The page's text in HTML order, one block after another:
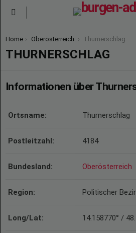
You are here:
Home Oberösterreich Thurnerschlag
THURNERSCHLAG
Informationen über
Ortsname: Thurnerschlag
Postleitzahl: 4184
Bundesland: Oberösterreich
Region: Politischer
Long/Lat: 14.158770° /